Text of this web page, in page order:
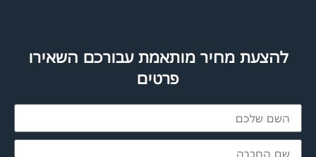
להצעת מחיר מותאמת עבורכם השאירו
פרטים